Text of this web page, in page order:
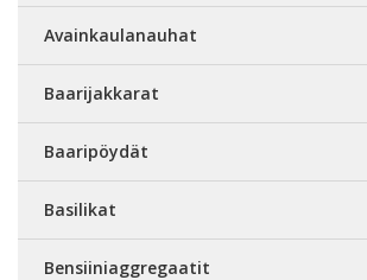
Avainkaulanauhat
Baarijakkarat
Baaripöydät
Basilikat
Bensiiniaggregaatit